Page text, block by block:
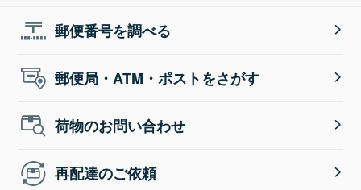
郵便番号を調べる
郵便局・ATM・ポストをさがす
荷物のお問い合わせ
再配達のご依頼